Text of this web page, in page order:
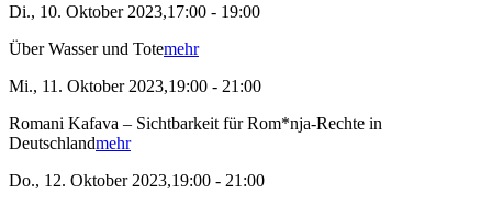
Di., 10. Oktober 2023,17:00 - 19:00
Über Wasser und Totemehr
Mi., 11. Oktober 2023,19:00 - 21:00
Romani Kafava – Sichtbarkeit für Rom*nja-Rechte in
Deutschlandmehr
Do., 12. Oktober 2023,19:00 - 21:00